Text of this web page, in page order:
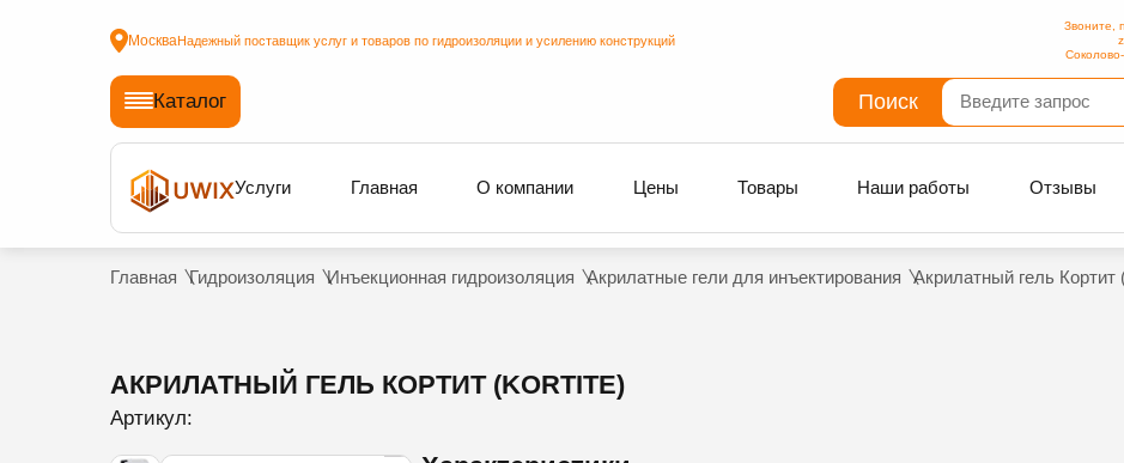
МоскваНадежный поставщик услуг и товаров по гидроизоляции и усилению конструкций
Звоните,
Каталог Поиск
Услуги Главная О компании Цены Товары Наши работы Отзывы
Главная Гидроизоляция Инъекционная гидроизоляция Акрилатные гели для инъектирования Акрилатный гель Кортит
АКРИЛАТНЫЙ ГЕЛЬ КОРТИТ (KORTITE)
Артикул: